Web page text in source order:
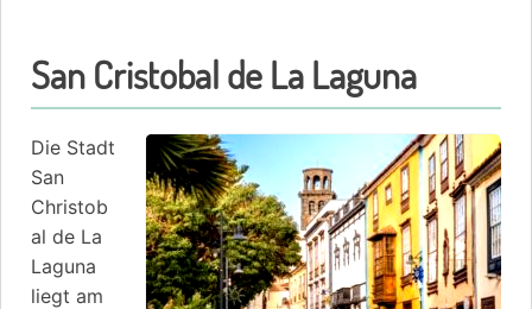
San Cristobal de La Laguna
Die Stadt
San
Christob
al de La
Laguna
liegt am